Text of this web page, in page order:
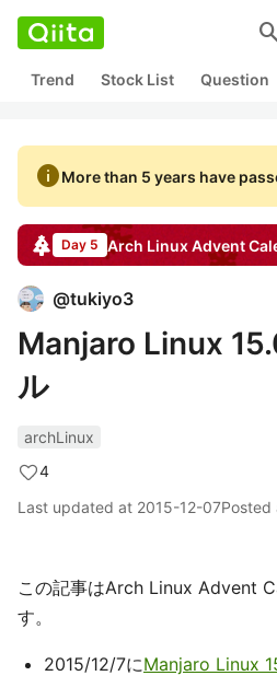
Trend Stock List Question
infoMore than 5 years have
Day 5 Arch LinuxAdvent
@tukiyo3
Manjaro Linux
ル
archLinux
4
Last updated at 2015-12-07Posted
この記事はArch Linux Advent
す。
2015/12/7にManjaro Linux